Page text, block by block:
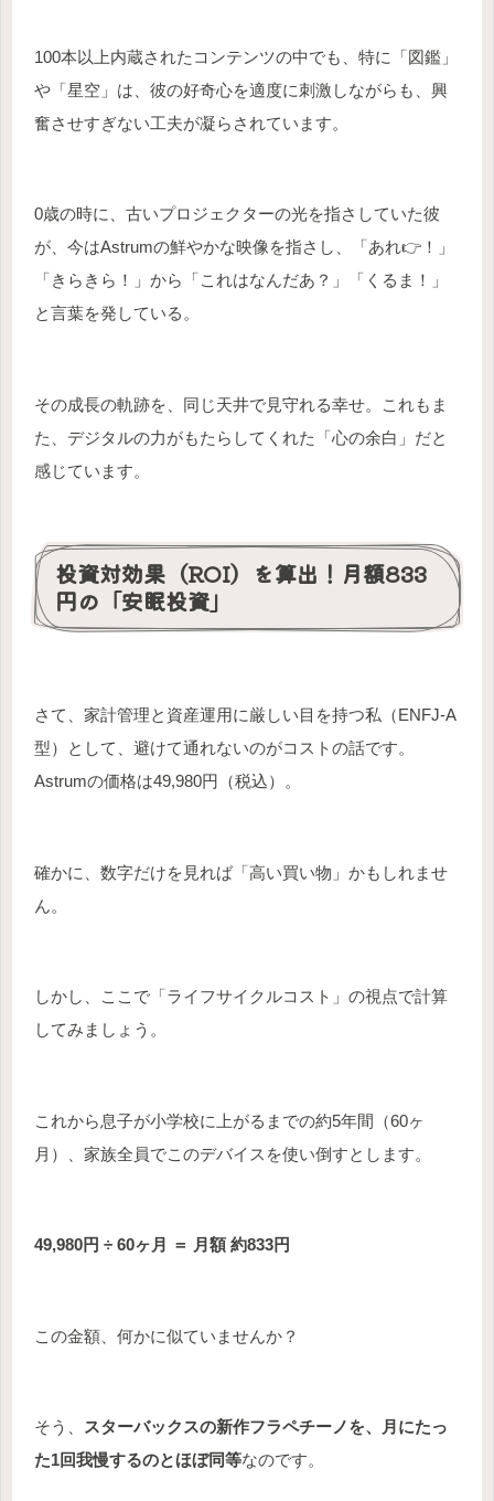
100本以上内蔵されたコンテンツの中でも、特に「図鑑」
や「星空」は、彼の好奇心を適度に刺激しながらも、興
奮させすぎない工夫が凝らされています。
0歳の時に、古いプロジェクターの光を指さしていた彼
が、今はAstrumの鮮やかな映像を指さし、「あれ👉！」
「きらきら！」から「これはなんだあ？」「くるま！」
と言葉を発している。
その成長の軌跡を、同じ天井で見守れる幸せ。これもま
た、デジタルの力がもたらしてくれた「心の余白」だと
感じています。
投資対効果（ROI）を算出！月額833
円の「安眠投資」
さて、家計管理と資産運用に厳しい目を持つ私（ENFJ-A
型）として、避けて通れないのがコストの話です。
Astrumの価格は49,980円（税込）。
確かに、数字だけを見れば「高い買い物」かもしれませ
ん。
しかし、ここで「ライフサイクルコスト」の視点で計算
してみましょう。
これから息子が小学校に上がるまでの約5年間（60ヶ
月）、家族全員でこのデバイスを使い倒すとします。
49,980円 ÷ 60ヶ月 ＝ 月額 約833円
この金額、何かに似ていませんか？
そう、
スターバックスの新作フラペチーノを、月にたっ
た1回我慢するのとほぼ同等なのです。